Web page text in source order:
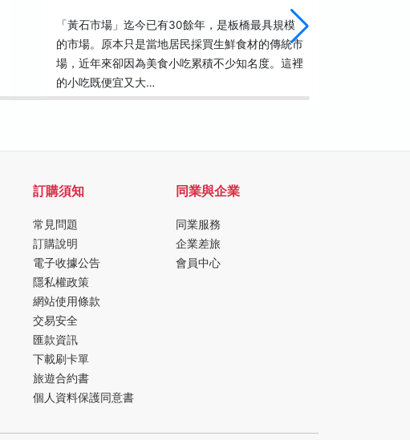
「黃石市場」迄今已有30餘年，是板橋最具規模
的市場。原本只是當地居民採買生鮮食材的傳統市
場，近年來卻因為美食小吃累積不少知名度。這裡
的小吃既便宜又大…
訂購須知
常見問題
訂購說明
電子收據公告
隱私權政策
網站使用條款
交易安全
匯款資訊
下載刷卡單
旅遊合約書
個人資料保護同意書
同業與企業
同業服務
企業差旅
會員中心